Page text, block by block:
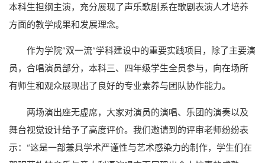
本科生担纲主演，充分展现了声乐歌剧系在歌剧表演人才培养
方面的教学成果和发展理念。
作为学院“双一流”学科建设中的重要实践项目，除了主要演
员，合唱演员部分，本科三、四年级学生全员参与，向在场所
有师生和观众展现出了良好的专业素养与团队协作能力。
两场演出座无虚席，大家对演员的演唱、乐团的演奏以及
舞台视觉设计给予了高度评价。我们邀请到的评审老师纷纷表
示：“这是一部兼具学术严谨性与艺术感染力的制作，学生们在